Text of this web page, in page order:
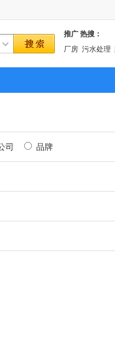
推广 热搜：
厂房 污水处理
司 品牌